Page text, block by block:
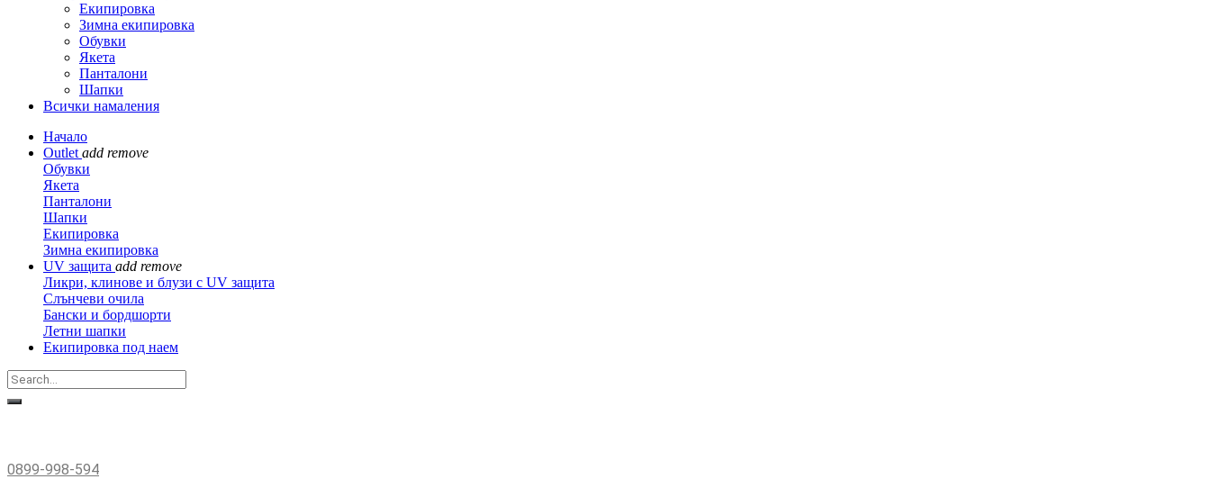
Екипировка
Зимна екипировка
Обувки
Якета
Панталони
Шапки
Всички намаления
Начало
Outlet add remove
Обувки
Якета
Панталони
Шапки
Екипировка
Зимна екипировка
UV защита add remove
Ликри, клинове и блузи с UV защита
Слънчеви очила
Бански и бордшорти
Летни шапки
Екипировка под наем
0899-998-594